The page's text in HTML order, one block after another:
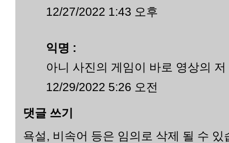
12/27/2022 1:43 오후
익명 :
아니 사진의 게임이 바로 영상의
12/29/2022 5:26 오전
댓글 쓰기
욕설, 비속어 등은 임의로 삭제 될 수 있